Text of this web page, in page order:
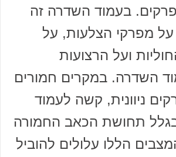
בעמוד השדרה זה
מפרקי הצלעות, על
ועל הרצועות
השדרה. במקרים חמורים
ניוונית, קשה לעמוד
תחושת הכאב החמורה
הללו עלולים להוביל